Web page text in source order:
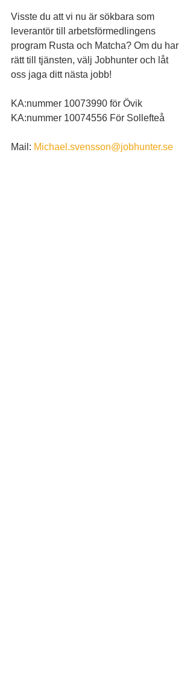
Visste du att vi nu är sökbara som
leverantör till arbetsförmedlingens
program Rusta och Matcha? Om du har
rätt till tjänsten, välj Jobhunter och låt
oss jaga ditt nästa jobb!
KA:nummer 10073990 för Övik
KA:nummer 10074556 För Sollefteå
Mail: Michael.svensson@jobhunter.se